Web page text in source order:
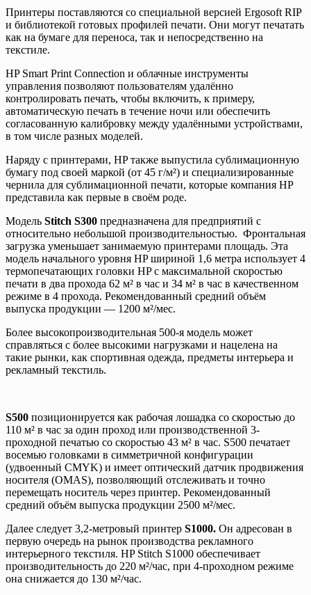
Принтеры поставляются со специальной версией Ergosoft RIP
и библиотекой готовых профилей печати. Они могут печатать
как на бумаге для переноса, так и непосредственно на
текстиле.
HP Smart Print Connection и облачные инструменты
управления позволяют пользователям удалённо
контролировать печать, чтобы включить, к примеру,
автоматическую печать в течение ночи или обеспечить
согласованную калибровку между удалёнными устройствами,
в том числе разных моделей.
Наряду с принтерами, HP также выпустила сублимационную
бумагу под своей маркой (от 45 г/м²) и специализированные
чернила для сублимационной печати, которые компания HP
представила как первые в своём роде.
Модель Stitch S300 предназначена для предприятий с
относительно небольшой производительностью. Фронтальная
загрузка уменьшает занимаемую принтерами площадь. Эта
модель начального уровня HP шириной 1,6 метра использует 4
термопечатающих головки HP с максимальной скоростью
печати в два прохода 62 м² в час и 34 м² в час в качественном
режиме в 4 прохода. Рекомендованный средний объём
выпуска продукции — 1200 м²/мес.
Более высокопроизводительная 500-я модель может
справляться с более высокими нагрузками и нацелена на
такие рынки, как спортивная одежда, предметы интерьера и
рекламный текстиль.
S500 позиционируется как рабочая лошадка со скоростью до
110 м² в час за один проход или производственной 3-
проходной печатью со скоростью 43 м² в час. S500 печатает
восемью головками в симметричной конфигурации
(удвоенный CMYK) и имеет оптический датчик продвижения
носителя (OMAS), позволяющий отслеживать и точно
перемещать носитель через принтер. Рекомендованный
средний объём выпуска продукции 2500 м²/мес.
Далее следует 3,2-метровый принтер S1000. Он адресован в
первую очередь на рынок производства рекламного
интерьерного текстиля. HP Stitch S1000 обеспечивает
производительность до 220 м²/час, при 4-проходном режиме
она снижается до 130 м²/час.